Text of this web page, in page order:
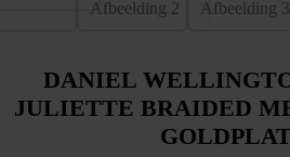
DANIEL
JULIETTE BRAIDED